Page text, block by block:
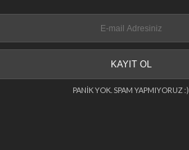
PANİK YOK. SPAM YAPMIYORUZ :)